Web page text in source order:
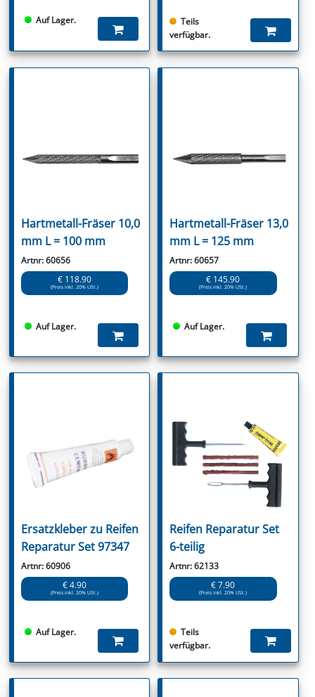
Auf Lager.
Teils
verfügbar.
Hartmetall-Fräser 10,0
mm L = 100 mm
Artnr: 60656
€ 118.90
(Preis inkl. 20% USt.)
Auf Lager.
Hartmetall-Fräser 13,0
mm L = 125 mm
Artnr: 60657
€ 145.90
(Preis inkl. 20% USt.)
Auf Lager.
Ersatzkleber zu Reifen
Reparatur Set 97347
Artnr: 60906
€ 4.90
(Preis inkl. 20% USt.)
Auf Lager.
Reifen Reparatur Set
6-teilig
Artnr: 62133
€ 7.90
(Preis inkl. 20% USt.)
Teils
verfügbar.